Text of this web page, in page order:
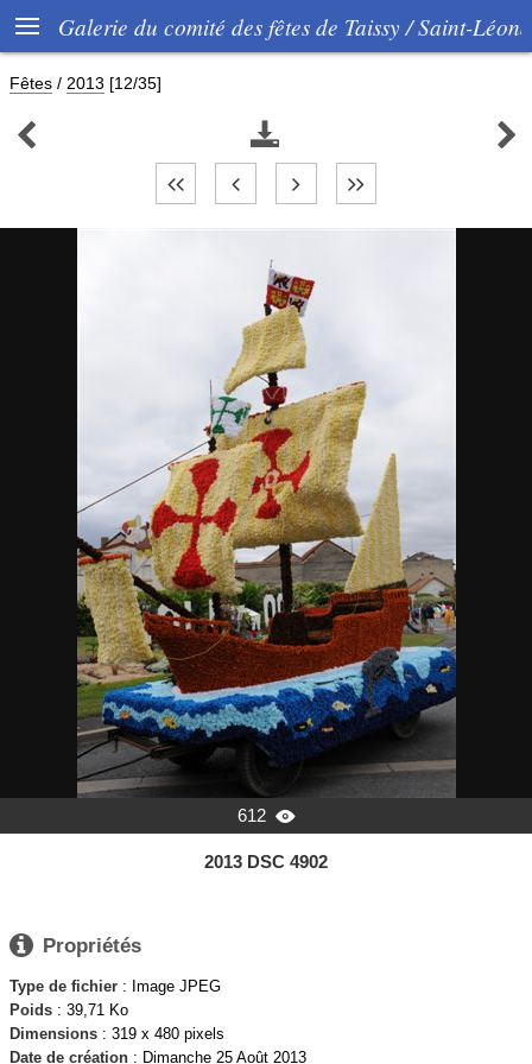
 Galerie du comité des fêtes de Taissy / Saint-
Fêtes / 2013 [12/35]
  
612 
2013 DSC 4902
 Propriétés
Type de fichier : Image JPEG
Poids : 39,71 Ko
Dimensions : 319 x 480 pixels
Date de création : Dimanche 25 Août 2013